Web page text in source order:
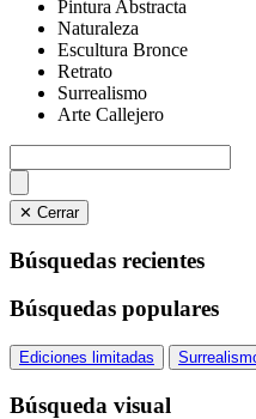
Pintura Abstracta
Naturaleza
Escultura Bronce
Retrato
Surrealismo
Arte Callejero
✕ Cerrar
Búsquedas recientes
Búsquedas populares
Ediciones limitadas
Búsqueda visual